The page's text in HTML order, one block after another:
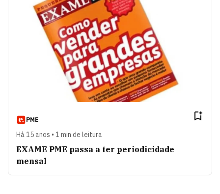
PME
Há 15 anos • 1 min de leitura
EXAME PME passa a ter periodicidade
mensal